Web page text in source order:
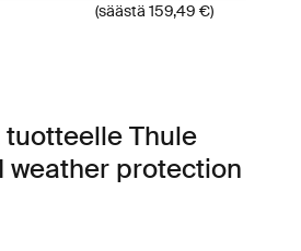
(säästä 159,49 €)
Thule
weather protection